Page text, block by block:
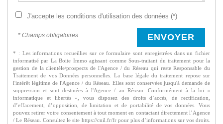
J'accepte les conditions d'utilisation des données (*)
* Champs obligatoires ENVOYER
* : Les informations recueillies sur ce formulaire sont enregistrées dans un fichier
informatisé par La Boite Immo agissant comme Sous-traitant du traitement pour la
gestion de la clientèle/prospects de l'Agence / du Réseau qui reste Responsable du
Traitement de vos Données personnelles. La base légale du traitement repose sur
l'intérêt légitime de l'Agence / du Réseau. Elles sont conservées jusqu'à demande de
suppression et sont destinées à l'Agence / au Réseau. Conformément à la loi «
informatique et libertés », vous disposez des droits d’accès, de rectification,
d’effacement, d’opposition, de limitation et de portabilité de vos données. Vous
pouvez retirer votre consentement à tout moment en contactant directement l’Agence
/ Le Réseau. Consultez le site https://cnil.fr/fr pour plus d’informations sur vos droits.